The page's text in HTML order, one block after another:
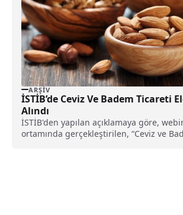
ARŞIV
İSTİB’de Ceviz Ve Badem Ticareti
Alındı
İSTİB'den yapılan açıklamaya göre,
ortamında gerçekleştirilen, “Ceviz ve